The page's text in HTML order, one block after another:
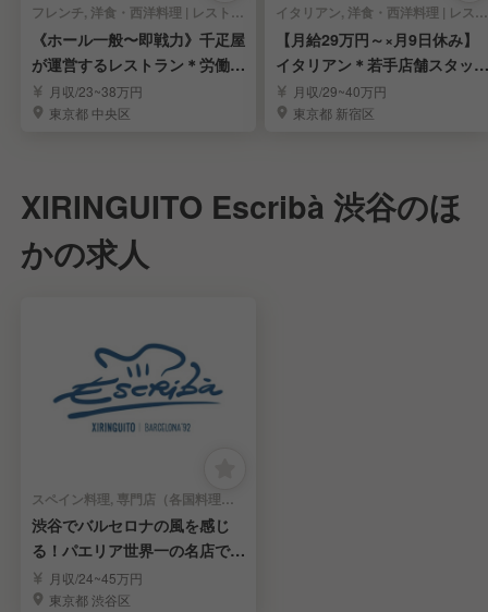
フレンチ, 洋食・西洋料理 | レストランサービス・ホールスタッフ
《ホール一般〜即戦力》千疋屋
が運営するレストラン＊労働環
境安定＊賞与年3回
月収/23~38万円
東京都 中央区
イタリアン, 洋食・西洋料理 | レストランサービス・ホールスタッフ
【月給29万円～×月9日休み】
イタリアン＊若手店舗スタッフ
募集月収/29~40万円
東京都 新宿区
XIRINGUITO Escribà 渋谷のほ
かの求人
スペイン料理, 専門店（各国料理） | キッチンスタッフ
渋谷でバルセロナの風を感じ
る！パエリア世界一の名店で若
手料理人募集
月収/24~45万円
東京都 渋谷区